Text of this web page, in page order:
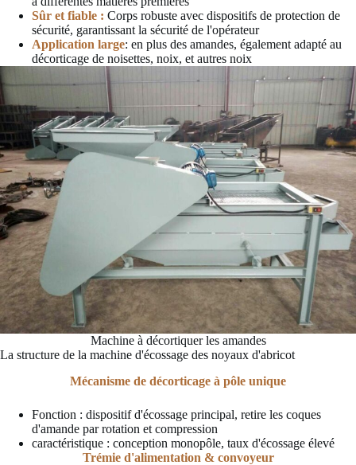
Sûr et fiable : Corps robuste avec dispositifs de protection de
sécurité, garantissant la sécurité de l'opérateur
Application large: en plus des amandes, également adapté au
décorticage de noisettes, noix, et autres noix
Machine à décortiquer les amandes
La structure de la machine d'écossage des noyaux d'abricot
Mécanisme de décorticage à pôle unique
Fonction : dispositif d'écossage principal, retire les coques
d'amande par rotation et compression
caractéristique : conception monopôle, taux d'écossage élevé
Trémie d'alimentation & convoyeur